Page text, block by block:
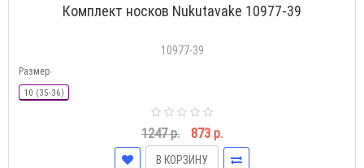
Комплект носков Nukutavake 10977-39
10977-39
Размер
10 (35-36)
1247 р. 873 р.
В КОРЗИНУ